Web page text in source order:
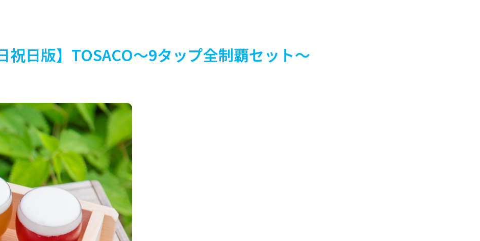
祝日版】TOSACO～9タップ全制覇セット～